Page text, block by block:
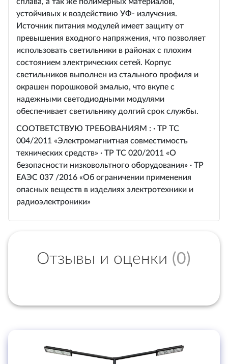
устойчивых к воздействию УФ- излучения.
Источник питания модулей имеет защиту от
превышения входного напряжения, что позволяет
использовать светильники в районах с плохим
состоянием электрических сетей. Корпус
светильников выполнен из стального профиля и
окрашен порошковой эмалью, что вкупе с
надежными светодиодными модулями
обеспечивает светильнику долгий срок службы.
СООТВЕТСТВУЮ ТРЕБОВАНИЯМ : · ТР ТС
004/2011 «Электромагнитная совместимость
технических средств» · ТР ТС 020/2011 «О
безопасности низковольтного оборудования» · ТР
ЕАЭС 037 /2016 «Об ограничении применения
опасных веществ в изделиях электротехники и
радиоэлектроники»
Отзывы и оценки (0)